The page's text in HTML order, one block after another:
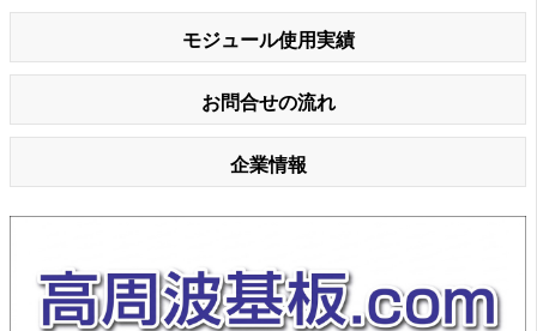
モジュール使用実績
お問合せの流れ
企業情報